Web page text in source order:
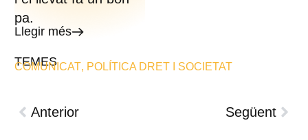
pa.
Llegir més
TEMES
COMUNICAT, POLÍTICA DRET I SOCIETAT
Anterior Següent